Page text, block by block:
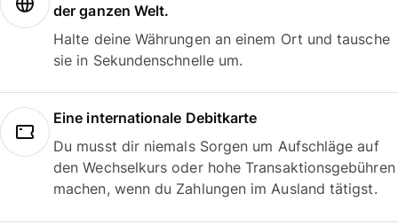
der ganzen Welt.
Halte deine Währungen an einem Ort und tausche
sie in Sekundenschnelle um.
Eine internationale Debitkarte
Du musst dir niemals Sorgen um Aufschläge auf
den Wechselkurs oder hohe Transaktionsgebühren
machen, wenn du Zahlungen im Ausland tätigst.